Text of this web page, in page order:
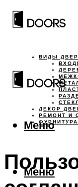
ВИДЫ
ДЕКОР
РЕМОНТ И
ФУРНИТУРА
Меню
Меню